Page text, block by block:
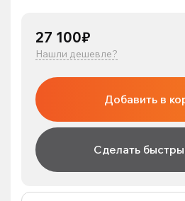
27 100₽
Нашли дешевле?
Добавить в
Сделать